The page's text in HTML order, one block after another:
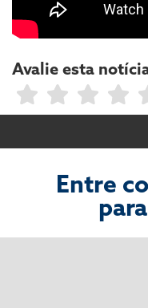
Avalie esta
Entre